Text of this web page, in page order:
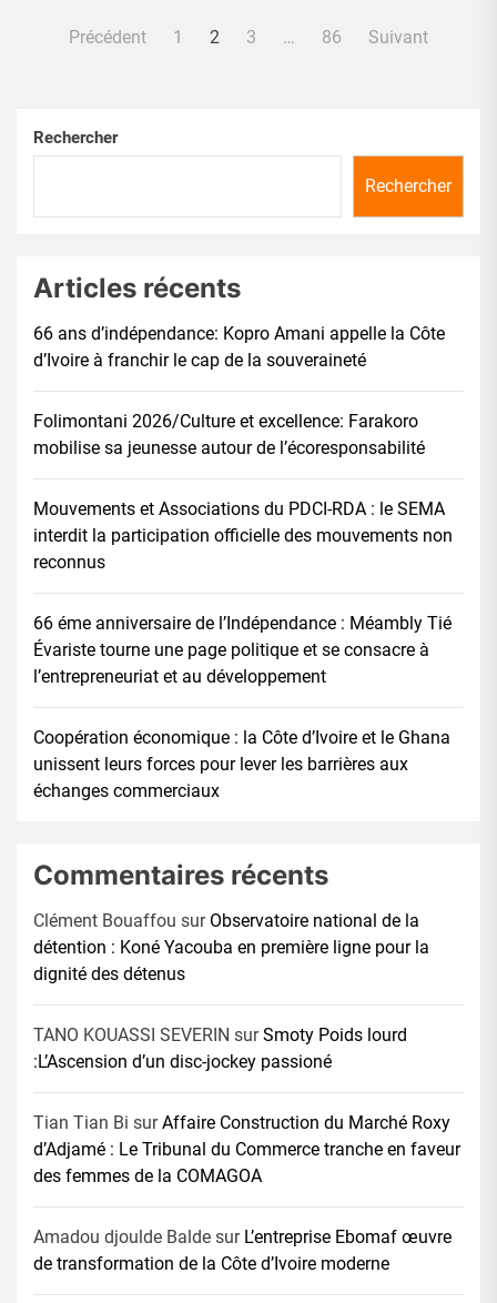
Pagination
Précédent 1 2 3 … 86 Suivant
Rechercher
Rechercher
Articles récents
66 ans d’indépendance: Kopro Amani appelle la Côte
d’Ivoire à franchir le cap de la souveraineté
Folimontani 2026/Culture et excellence: Farakoro
mobilise sa jeunesse autour de l’écoresponsabilité
Mouvements et Associations du PDCI-RDA : le SEMA
interdit la participation officielle des mouvements non
reconnus
66 éme anniversaire de l’Indépendance : Méambly Tié
Évariste tourne une page politique et se consacre à
l’entrepreneuriat et au développement
Coopération économique : la Côte d’Ivoire et le Ghana
unissent leurs forces pour lever les barrières aux
échanges commerciaux
Commentaires récents
Clément Bouaffou sur Observatoire national de la
détention : Koné Yacouba en première ligne pour la
dignité des détenus
TANO KOUASSI SEVERIN surSmoty Poids lourd
:L’Ascension d’un disc-jockey passioné
Tian Tian Bi surAffaire Construction du Marché Roxy
d’Adjamé : Le Tribunal du Commerce tranche en faveur
des femmes de la COMAGOA
Amadou djoulde Balde sur L’entreprise Ebomaf œuvre
de transformation de la Côte d’Ivoire moderne